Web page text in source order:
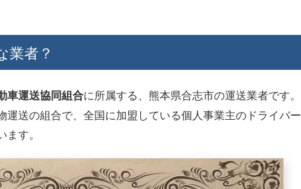
業者？
車運送協同組合に所属する、熊本県合志市の運送業者です。
運送の組合で、全国に加盟している個人事業主のドライバー
す。